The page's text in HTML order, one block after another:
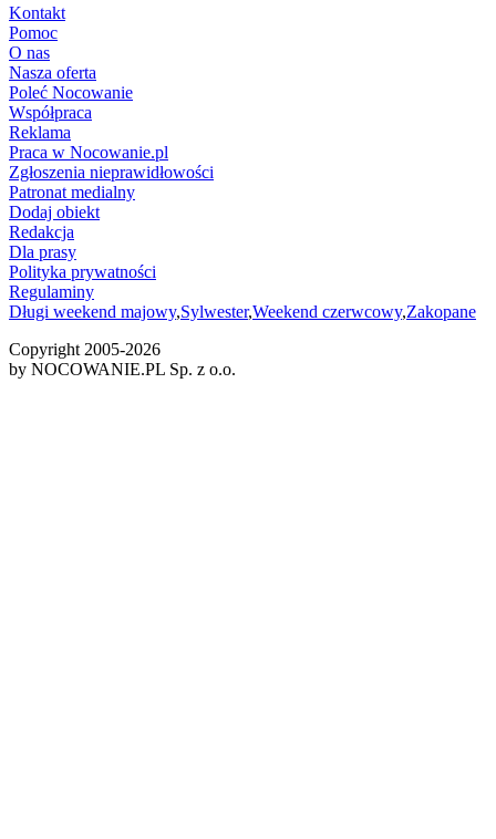
Kontakt
Pomoc
O nas
Nasza oferta
Poleć Nocowanie
Współpraca
Reklama
Praca w Nocowanie.pl
Zgłoszenia nieprawidłowości
Patronat medialny
Dodaj obiekt
Redakcja
Dla prasy
Polityka prywatności
Regulaminy
Długi weekend majowy,Sylwester,Weekend czerwcowy,Zakopane
Copyright 2005-2026
by NOCOWANIE.PL Sp. z o.o.